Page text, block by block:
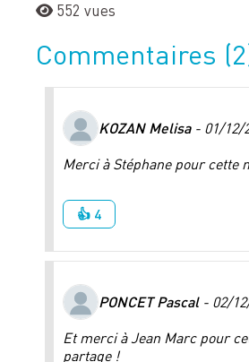
552 vues
Commentaires
KOZAN Melisa- 01/12/
Merci à Stéphane pour cette
👍 4
PONCET Pascal- 02/
Et merci à Jean Marc pour
partage !